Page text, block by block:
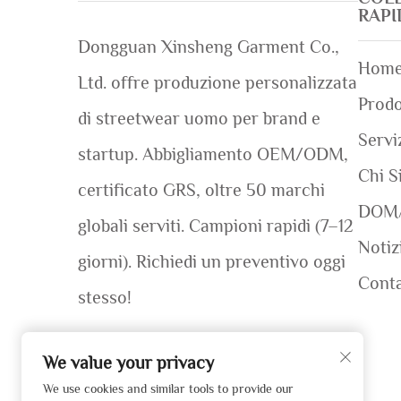
Dongguan Xinsheng Garment Co.,
Ltd. offre produzione personalizzata
di streetwear uomo per brand e
startup. Abbigliamento OEM/ODM,
certificato GRS, oltre 50 marchi
globali serviti. Campioni rapidi (7–12
giorni). Richiedi un preventivo oggi
stesso!
Chi
We value your privacy
We use cookies and similar tools to provide our